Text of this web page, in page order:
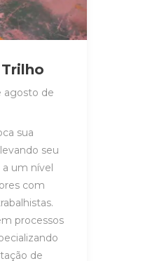
agosto de
sua
seu
a um nível
com
processos
de